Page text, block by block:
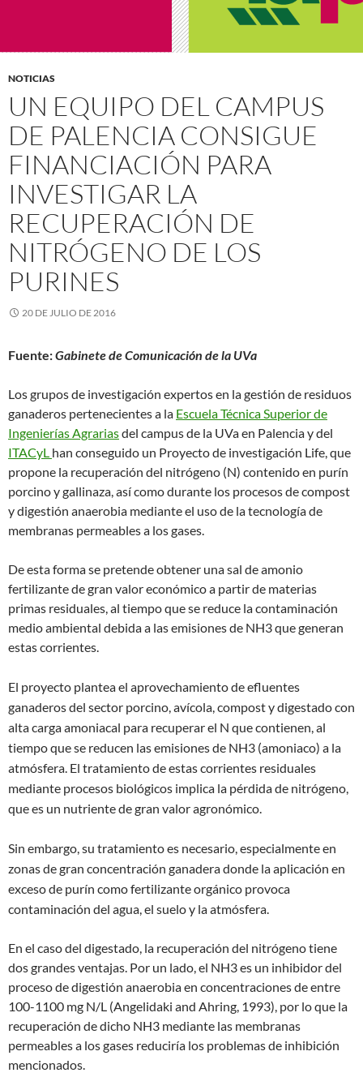
NOTICIAS
UN EQUIPO DEL CAMPUS
DE PALENCIA CONSIGUE
FINANCIACIÓN PARA
INVESTIGAR LA
RECUPERACIÓN DE
NITRÓGENO DE LOS
PURINES
20 DE JULIO DE 2016
Fuente:Gabinete de Comunicación de la UVa
Los grupos de investigación expertos en la gestión de residuos
ganaderos pertenecientes a la Escuela Técnica Superior de
Ingenierías Agrariasdel campus de la UVa en Palencia y del
ITACyL han conseguido un Proyecto de investigación Life, que
propone la recuperación del nitrógeno (N) contenido en purín
porcino y gallinaza, así como durante los procesos de compost
y digestión anaerobia mediante el uso de la tecnología de
membranas permeables a los gases.
De esta forma se pretende obtener una sal de amonio
fertilizante de gran valor económico a partir de materias
primas residuales, al tiempo que se reduce la contaminación
medio ambiental debida a las emisiones de NH3 que generan
estas corrientes.
El proyecto plantea el aprovechamiento de efluentes
ganaderos del sector porcino, avícola, compost y digestado con
alta carga amoniacal para recuperar el N que contienen, al
tiempo que se reducen las emisiones de NH3 (amoniaco) a la
atmósfera. El tratamiento de estas corrientes residuales
mediante procesos biológicos implica la pérdida de nitrógeno,
que es un nutriente de gran valor agronómico.
Sin embargo, su tratamiento es necesario, especialmente en
zonas de gran concentración ganadera donde la aplicación en
exceso de purín como fertilizante orgánico provoca
contaminación del agua, el suelo y la atmósfera.
En el caso del digestado, la recuperación del nitrógeno tiene
dos grandes ventajas. Por un lado, el NH3 es un inhibidor del
proceso de digestión anaerobia en concentraciones de entre
100-1100 mg N/L (Angelidaki and Ahring, 1993), por lo que la
recuperación de dicho NH3 mediante las membranas
permeables a los gases reduciría los problemas de inhibición
mencionados.